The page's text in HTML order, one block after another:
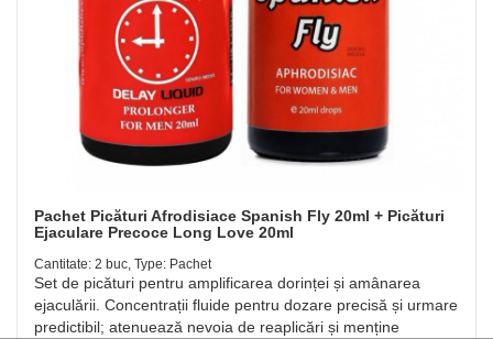
Pachet Picături Afrodisiace Spanish Fly 20ml + Picături
Ejaculare Precoce Long Love 20ml
Cantitate: 2 buc, Type: Pachet
Set de picături pentru amplificarea dorinței și amânarea
ejaculării. Concentrații fluide pentru dozare precisă și urmare
predictibil; atenuează nevoia de reaplicări și menține